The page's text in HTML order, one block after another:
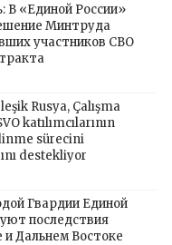
В «Единой России»
Минтруда
участников СВО
Rusya, Çalışma
katılımcılarının
sürecini
destekliyor
Гвардии Единой
последствия
и Дальнем Востоке